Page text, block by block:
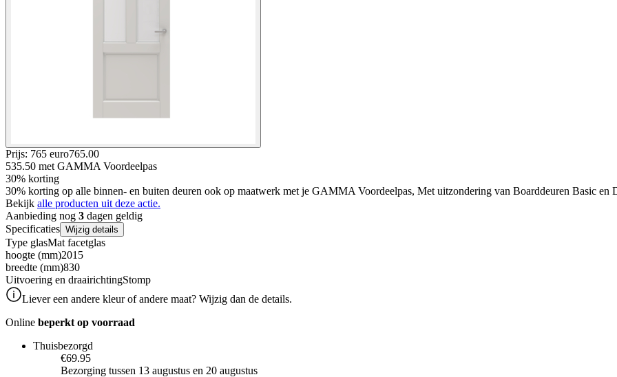
Prijs: 765 euro765.00
535.50 met GAMMA Voordeelpas
30% korting
30% korting op alle binnen- en buiten deuren ook op maatwerk met je GAMMA Voordeelpas, Met uitzondering van Boarddeuren Basic en
Bekijk alle producten uit deze actie.
Aanbieding nog 3 dagen geldig
Specificaties Wijzig details
Type glasMat facetglas
hoogte (mm)2015
breedte (mm)830
Uitvoering en draairichtingStomp
Liever een andere kleur of andere maat? Wijzig dan de details.
Online beperkt op voorraad
Thuisbezorgd
€69.95
Bezorging tussen 13 augustus en 20 augustus